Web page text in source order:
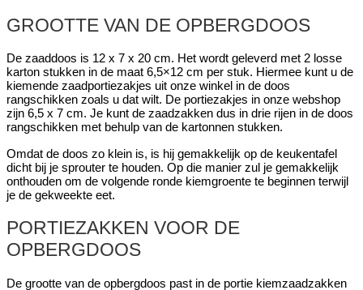
GROOTTE VAN DE OPBERGDOOS
De zaaddoos is 12 x 7 x 20 cm. Het wordt geleverd met 2 losse
karton stukken in de maat 6,5×12 cm per stuk. Hiermee kunt u de
kiemende zaadportiezakjes uit onze winkel in de doos
rangschikken zoals u dat wilt. De portiezakjes in onze webshop
zijn 6,5 x 7 cm. Je kunt de zaadzakken dus in drie rijen in de doos
rangschikken met behulp van de kartonnen stukken.
Omdat de doos zo klein is, is hij gemakkelijk op de keukentafel
dicht bij je sprouter te houden. Op die manier zul je gemakkelijk
onthouden om de volgende ronde kiemgroente te beginnen terwijl
je de gekweekte eet.
PORTIEZAKKEN VOOR DE
OPBERGDOOS
De grootte van de opbergdoos past in de portie kiemzaadzakken